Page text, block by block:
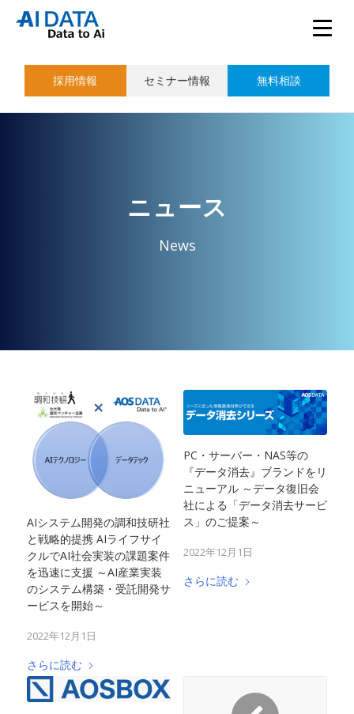
採用情報 セミナー情報 無料相談
ニュース
News
AIシステム開発の調和技研社
と戦略的提携 AIライフサイ
クルでAI社会実装の課題案件
を迅速に支援 ～AI産業実装
のシステム構築・受託開発サ
ービスを開始～
2022年12月1日
さらに読む
PC・サーバー・NAS等の
『データ消去』ブランドをリ
ニューアル ～データ復旧会
社による「データ消去サービ
ス」のご提案～
2022年12月1日
さらに読む